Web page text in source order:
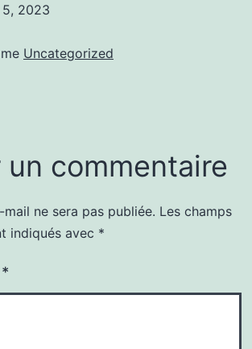
2023
Uncategorized
un commentaire
ne sera pas publiée. Les champs
indiqués avec *
*